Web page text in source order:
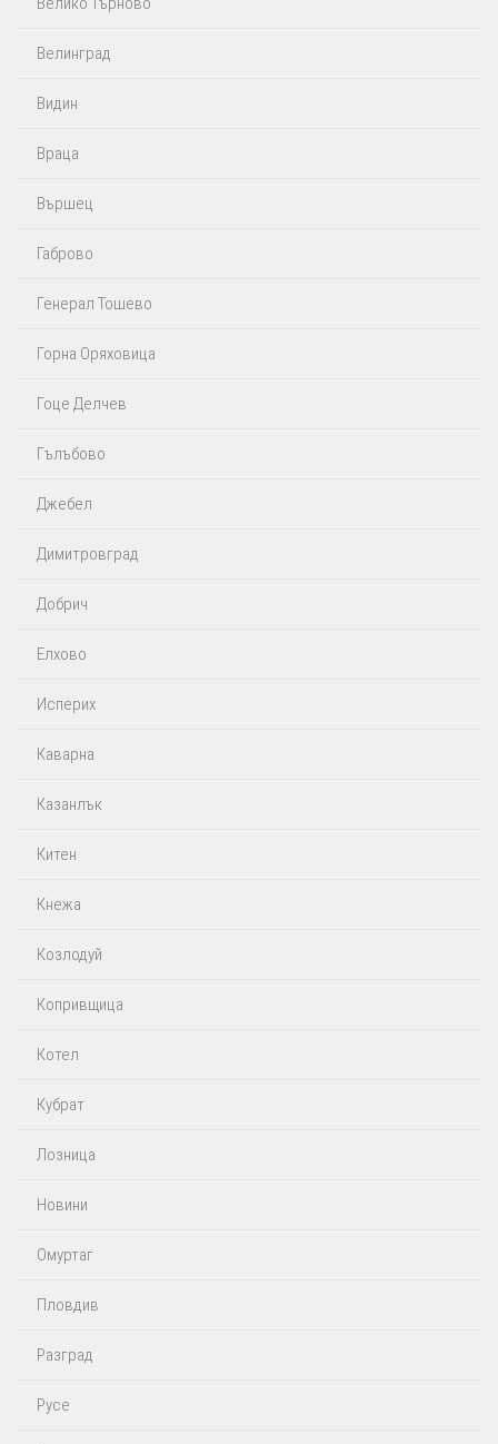
Велинград
Видин
Враца
Вършец
Габрово
Генерал Тошево
Горна Оряховица
Гоце Делчев
Гълъбово
Джебел
Димитровград
Добрич
Елхово
Исперих
Каварна
Казанлък
Китен
Кнежа
Козлодуй
Копривщица
Котел
Кубрат
Лозница
Новини
Омуртаг
Пловдив
Разград
Русе